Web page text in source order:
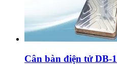
Cân bàn điện tử DB-